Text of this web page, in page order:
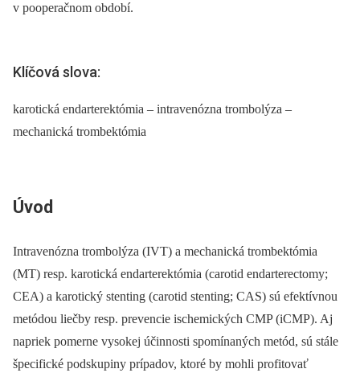
v pooperačnom období.
Klíčová slova:
karotická endarterektómia – intravenózna trombolýza –
mechanická trombektómia
Úvod
Intravenózna trombolýza (IVT) a mechanická trombektómia
(MT) resp. karotická endarterektómia (carotid endarterectomy;
CEA) a karotický stenting (carotid stenting; CAS) sú efektívnou
metódou liečby resp. prevencie ischemických CMP (iCMP). Aj
napriek pomerne vysokej účinnosti spomínaných metód, sú stále
špecifické podskupiny prípadov, ktoré by mohli profitovať